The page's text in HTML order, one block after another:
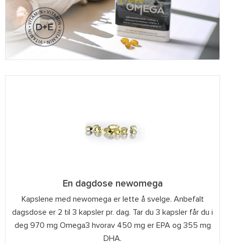
En dagdose newomega
Kapslene med newomega er lette å svelge. Anbefalt
dagsdose er 2 til 3 kapsler pr. dag. Tar du 3 kapsler får du i
deg 970 mg Omega3 hvorav 450 mg er EPA og 355 mg
DHA.